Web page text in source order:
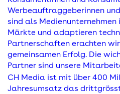
Werbeauftraggeberinnen
sind als
Märkte und adaptieren
Partnerschaften erachten
gemeinsamen Erfolg. Die
Partner sind unsere
CH Media ist mit über 400
Jahresumsatz das